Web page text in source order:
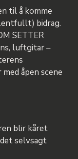
til å komme
bidrag.
SETTER
luftgitar –
åpen scene
blir kåret
selvsagt